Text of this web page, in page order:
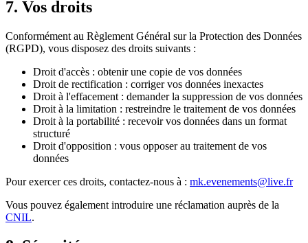
7. Vos droits
Conformément au Règlement Général sur la Protection des Données
(RGPD), vous disposez des droits suivants :
Droit d'accès : obtenir une copie de vos données
Droit de rectification : corriger vos données inexactes
Droit à l'effacement : demander la suppression de vos données
Droit à la limitation : restreindre le traitement de vos données
Droit à la portabilité : recevoir vos données dans un format
structuré
Droit d'opposition : vous opposer au traitement de vos
données
Pour exercer ces droits, contactez-nous à : mk.evenements@live.fr
Vous pouvez également introduire une réclamation auprès de la
CNIL.